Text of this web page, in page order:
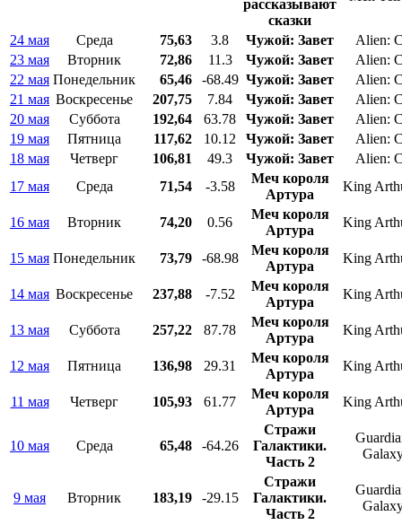
рассказывают
сказки
24 мая Среда 75,63 3.8 Чужой: Завет
Alien:
23 мая
Вторник 72,86 11.3 Чужой: Завет
Alien:
22 мая Понедельник 65,46 -68.49 Чужой: Завет
Alien:
21 мая Воскресенье 207,75 7.84 Чужой: Завет
Alien:
20 мая
Суббота 192,64 63.78 Чужой: Завет
Alien:
19 мая
Пятница 117,62 10.12 Чужой: Завет
Alien:
18 мая
Четверг 106,81 49.3 Чужой: Завет
Alien:
17 мая
Среда 71,54 -3.58
Меч короля
Артура
King
16 мая Вторник 74,20 0.56
Меч короля
Артура
King
15 мая Понедельник 73,79 -68.98
Меч короля
Артура
King
14 мая Воскресенье 237,88 -7.52
Меч короля
Артура
King
13 мая Суббота 257,22 87.78
Меч короля
Артура
King
12 мая Пятница 136,98 29.31
Меч короля
Артура
King
11 мая Четверг 105,93 61.77
Меч короля
Артура
King
10 мая Среда 65,48 -64.26
Стражи
Галактики.
Часть 2
9 мая Вторник 183,19 -29.15
Стражи
Галактики.
Часть 2